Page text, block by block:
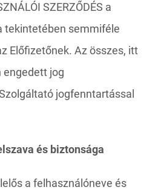
SZERZŐDÉS a
tekintetében semmiféle
Előfizetőnek. Az összes, itt
engedett jog
jogfenntartással
és biztonsága
a felhasználóneve és